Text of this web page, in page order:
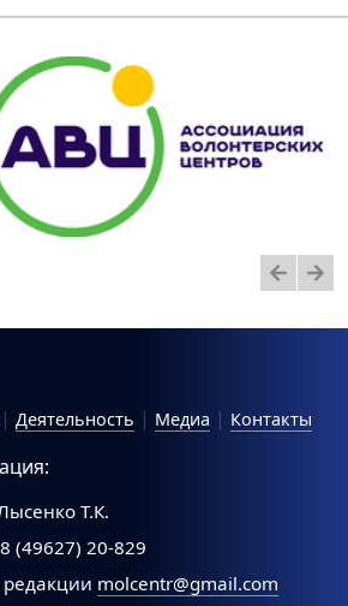
Деятельность Медиа Контакты
Т.К.
(49627) 20-829
редакции molcentr@gmail.com